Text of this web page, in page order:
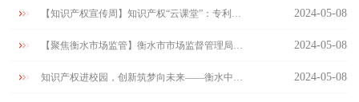
【知识产权宣传周】知识产权“云课堂”：专利保险和质押 2024-05-08
【聚焦衡水市场监管】衡水市市场监督管理局桃城区分局：知识产权宣传进社区 2024-05-08
知识产权进校园，创新筑梦向未来——衡水中学开展知识产权专题讲座 2024-05-08